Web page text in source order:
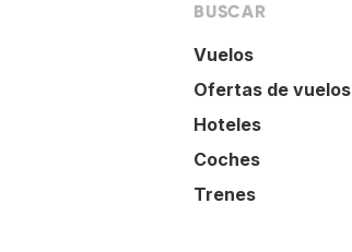
BUSCAR
Vuelos
Ofertas de vuelos
Hoteles
Coches
Trenes